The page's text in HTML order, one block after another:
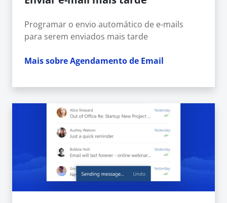
Programar o envio automático de e-mails
para serem enviados mais tarde
Mais sobre Agendamento de Email